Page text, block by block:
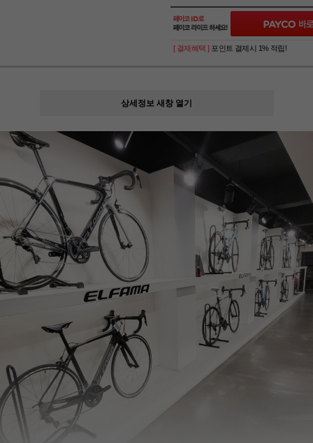
[ 결제혜택 ] 포인트 결제시 1% 적립!
상세정보 새창 열기